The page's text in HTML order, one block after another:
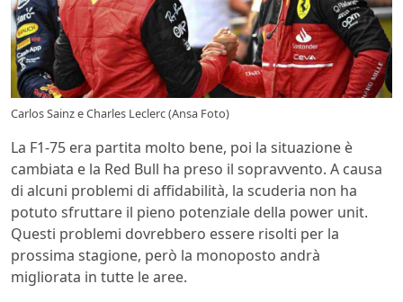
Carlos Sainz e Charles Leclerc (Ansa Foto)
La F1-75 era partita molto bene, poi la situazione è
cambiata e la Red Bull ha preso il sopravvento. A causa
di alcuni problemi di affidabilità, la scuderia non ha
potuto sfruttare il pieno potenziale della power unit.
Questi problemi dovrebbero essere risolti per la
prossima stagione, però la monoposto andrà
migliorata in tutte le aree.